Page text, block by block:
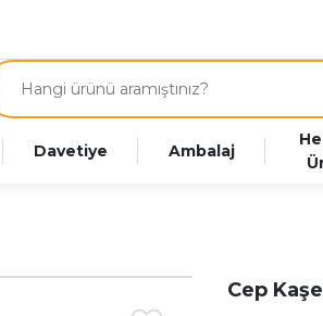
Davetiye Ambalaj
Cep